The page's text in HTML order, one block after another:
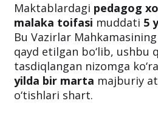
Maktablardagi pedagog
malaka toifasi muddati 5
Bu Vazirlar Mahkamasining
qayd etilgan bo‘lib, ushbu
tasdiqlangan nizomga
yilda bir marta majburiy
o‘tishlari shart.